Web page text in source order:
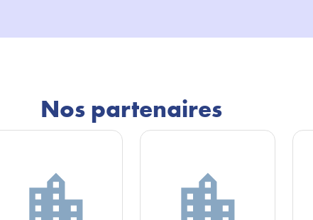
Nos partenaires